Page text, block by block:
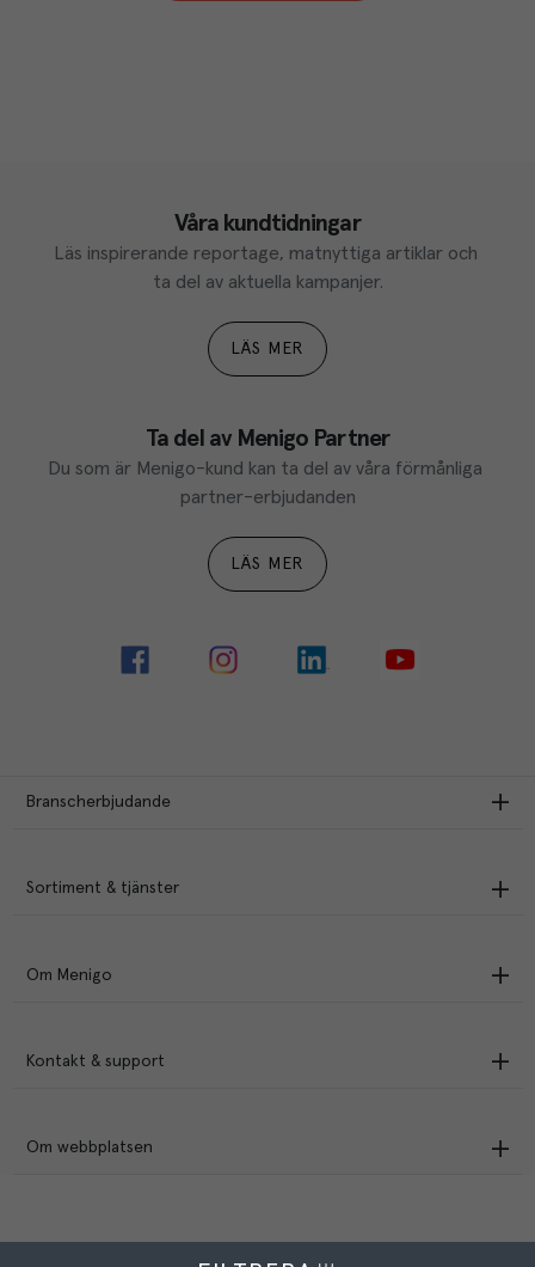
Våra kundtidningar
Läs inspirerande reportage, matnyttiga artiklar och
ta del av aktuella kampanjer.
LÄS MER
Ta del av Menigo Partner
Du som är Menigo-kund kan ta del av våra förmånliga
partner-erbjudanden
LÄS MER
Branscherbjudande
Sortiment & tjänster
Om Menigo
Kontakt & support
Om webbplatsen